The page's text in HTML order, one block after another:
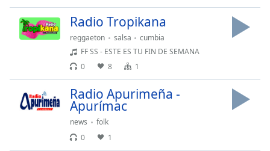
Track
Fullscreen
Radio Tropikana
reggaeton salsa
cumbia
FF SS - ESTE ES TU FIN DE SEMANA
0
8 1
Radio Apurimeña -
Apurímac
news
folk
0
1